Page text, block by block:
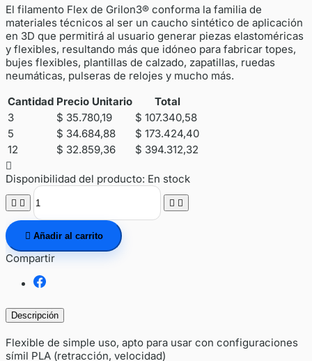
El filamento Flex de Grilon3® conforma la familia de
materiales técnicos al ser un caucho sintético de aplicación
en 3D que permitirá al usuario generar piezas elastoméricas
y flexibles, resultando más que idóneo para fabricar topes,
bujes flexibles, plantillas de calzado, zapatillas, ruedas
neumáticas, pulseras de relojes y mucho más.
Cantidad Precio Unitario
Total
3
$ 35.780,19
$ 107.340,58
5
$ 34.684,88
$ 173.424,40
12
$ 32.859,36
$ 394.312,32

Disponibilidad del producto: En stock
   
 Añadir al carrito
Compartir
Descripción
Flexible de simple uso, apto para usar con configuraciones
símil PLA (retracción, velocidad)